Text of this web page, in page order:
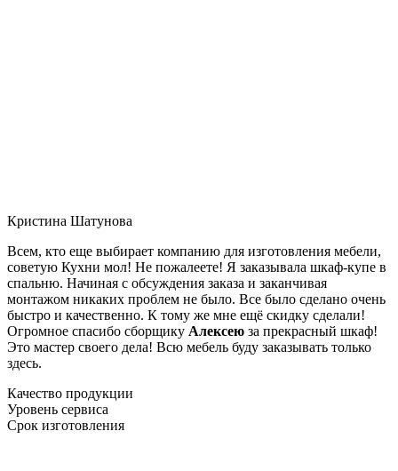
Кристина Шатунова
Всем, кто еще выбирает компанию для изготовления мебели,
советую Кухни мол! Не пожалеете! Я заказывала шкаф-купе в
спальню. Начиная с обсуждения заказа и заканчивая
монтажом никаких проблем не было. Все было сделано очень
быстро и качественно. К тому же мне ещё скидку сделали!
Огромное спасибо сборщику Алексею за прекрасный шкаф!
Это мастер своего дела! Всю мебель буду заказывать только
здесь.
Качество продукции
Уровень сервиса
Срок изготовления